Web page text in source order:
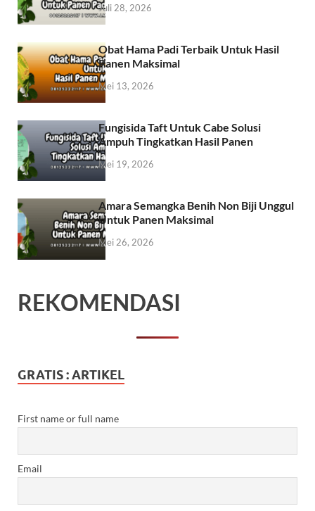
Juli 28, 2026
Obat Hama Padi Terbaik Untuk Hasil
Panen Maksimal
Mei 13, 2026
Fungisida Taft Untuk Cabe Solusi
Ampuh Tingkatkan Hasil Panen
Mei 19, 2026
Amara Semangka Benih Non Biji Unggul
Untuk Panen Maksimal
Mei 26, 2026
REKOMENDASI
GRATIS : ARTIKEL
First name or full name
Email